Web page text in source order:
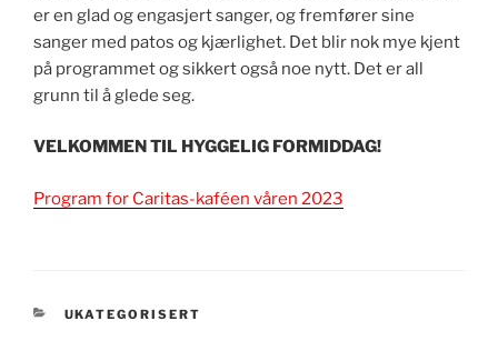
er en glad og engasjert sanger, og fremfører sine
sanger med patos og kjærlighet. Det blir nok mye kjent
på programmet og sikkert også noe nytt. Det er all
grunn til å glede seg.
VELKOMMEN TIL HYGGELIG FORMIDDAG!
Program for Caritas-kaféen våren 2023
KATEGORIER
UKATEGORISERT